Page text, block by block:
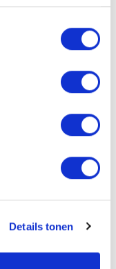
Details tonen